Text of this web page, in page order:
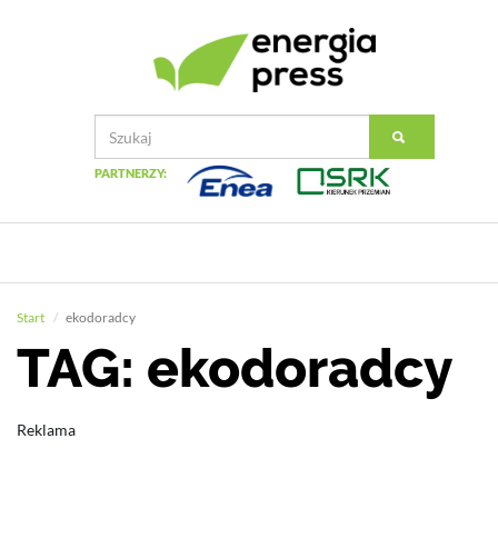
PARTNERZY:
Start ekodoradcy
TAG: ekodoradcy
Reklama